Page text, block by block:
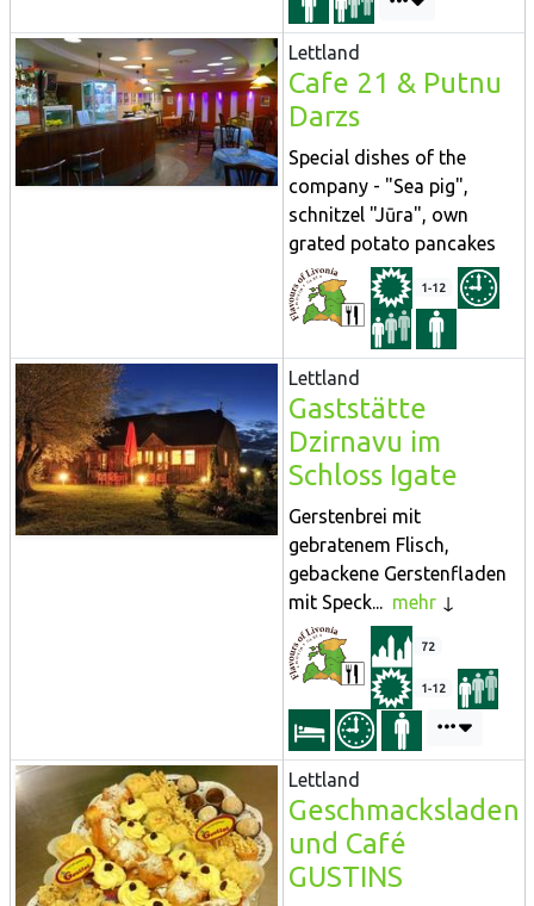
Lettland
Cafe 21 & Putnu
Darzs
Special dishes of the
company - "Sea pig",
schnitzel "Jūra", own
grated potato pancakes
1-12
Lettland
Gaststätte
Dzirnavu im
Schloss Igate
Gerstenbrei mit
gebratenem Flisch,
gebackene Gerstenfladen
mit Speck... mehr
72
1-12
Lettland
Geschmacksladen
und Café
GUSTINS